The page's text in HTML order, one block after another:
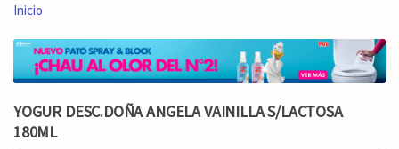
r
p
r
Inicio
YOGUR DESC.DOÑA ANGELA VAINILLA S/LACTOSA
180ML